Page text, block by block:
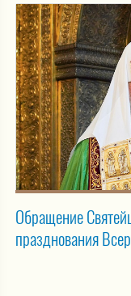
Обращение
празднования